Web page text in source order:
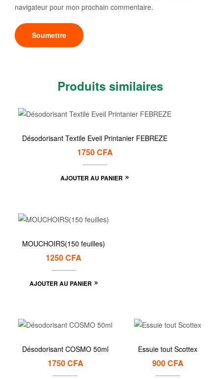
navigateur pour mon prochain commentaire.
Produits similaires
Désodorisant Textile Eveil Printanier FEBREZE
1750CFA
AJOUTER AU PANIER
MOUCHOIRS(150 feuilles)
1250CFA
AJOUTER AU PANIER
Désodorisant COSMO 50ml
1750CFA
Essuie tout Scottex
900CFA